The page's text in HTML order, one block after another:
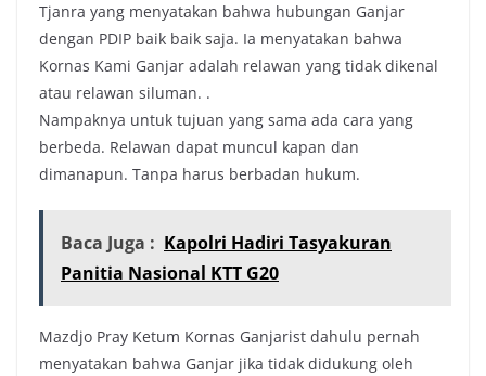
Tjanra yang menyatakan bahwa hubungan Ganjar
dengan PDIP baik baik saja. Ia menyatakan bahwa
Kornas Kami Ganjar adalah relawan yang tidak dikenal
atau relawan siluman. .
Nampaknya untuk tujuan yang sama ada cara yang
berbeda. Relawan dapat muncul kapan dan
dimanapun. Tanpa harus berbadan hukum.
Baca Juga : Kapolri Hadiri Tasyakuran
Panitia Nasional KTT G20
Mazdjo Pray Ketum Kornas Ganjarist dahulu pernah
menyatakan bahwa Ganjar jika tidak didukung oleh